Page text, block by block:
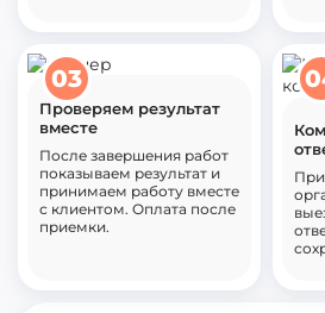
03
Проверяем результат
вместе
После завершения работ
показываем результат и
принимаем работу вместе
с клиентом. Оплата после
приемки.